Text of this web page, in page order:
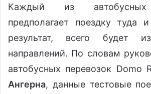
Каждый из автобусных
предполагает поездку туда
результат, всего будет
направлений. По словам
автобусных перевозок Domo
Ангерна, данные тестовые